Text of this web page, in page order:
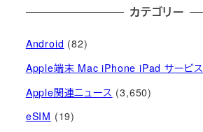
カテゴリー
Android (82)
Apple端末 Mac iPhone iPad サービス
Apple関連ニュース (3,650)
eSIM (19)